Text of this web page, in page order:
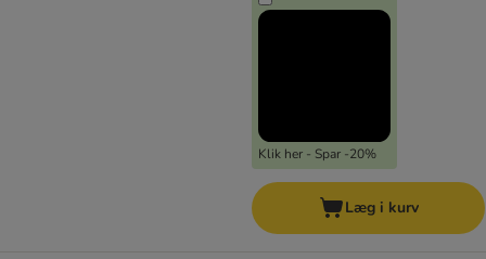
Klik her - Spar -20%
Læg i kurv